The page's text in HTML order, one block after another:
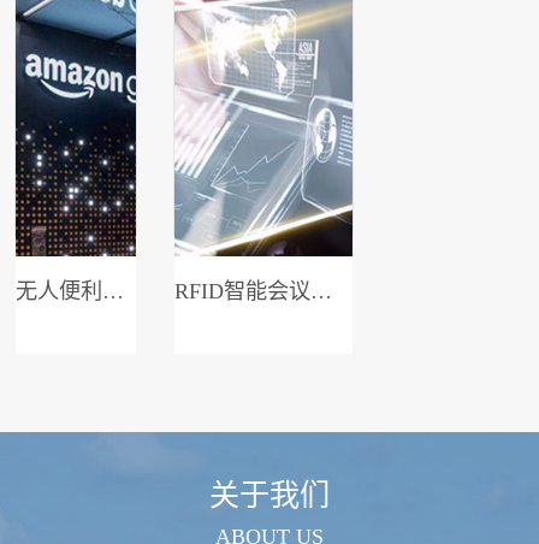
无人便利店系统 RFID智能会议签到系统
关于我们
ABOUT US